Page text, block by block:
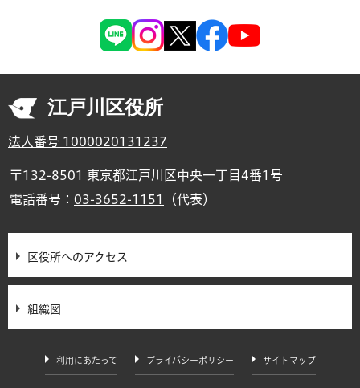
江戸川区役所
法人番号 1000020131237
〒132-8501 東京都江戸川区中央一丁目4番1号
電話番号： 03-3652-1151 （代表）
区役所へのアクセス
組織図
利用にあたって プライバシーポリシー サイトマップ